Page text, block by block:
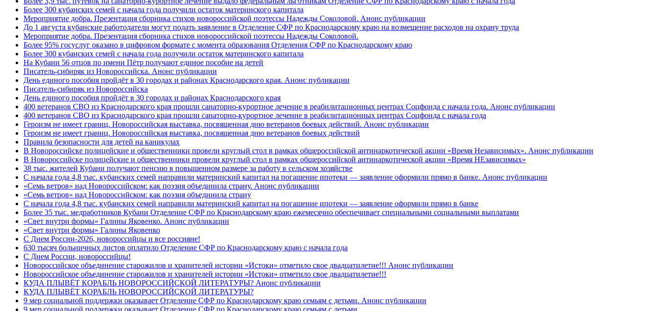
Более 300 кубанских семей с начала года получили остаток материнского капитала
Мероприятие добра. Презентация сборника стихов новороссийской поэтессы Надежды Соколовой. Анонс публикации
До 1 августа кубанские работодатели могут подать заявление в Отделение СФР по Краснодарскому краю на возмещение расходов на охрану труда
Мероприятие добра. Презентация сборника стихов новороссийской поэтессы Надежды Соколовой.
Более 95% госуслуг оказано в цифровом формате с момента образования Отделения СФР по Краснодарскому краю
Более 300 кубанских семей с начала года получили остаток материнского капитала
На Кубани 56 отцов по имени Пётр получают единое пособие на детей
Писатель-сибиряк из Новороссийска. Анонс публикации
День единого пособия пройдёт в 30 городах и районах Краснодарского края. Анонс публикации
Писатель-сибиряк из Новороссийска
День единого пособия пройдёт в 30 городах и районах Краснодарского края
400 ветеранов СВО из Краснодарского края прошли санаторно-курортное лечение в реабилитационных центрах Соцфонда с начала года. Анонс публикации
400 ветеранов СВО из Краснодарского края прошли санаторно-курортное лечение в реабилитационных центрах Соцфонда с начала года
Героизм не имеет границ. Новороссийская выставка, посвященная дню ветеранов боевых действий. Анонс публикации
Героизм не имеет границ. Новороссийская выставка, посвященная дню ветеранов боевых действий
Правила безопасности для детей на каникулах
В Новороссийске полицейские и общественники провели круглый стол в рамках общероссийской антинаркотической акции «Время Независимых». Анонс публикации
В Новороссийске полицейские и общественники провели круглый стол в рамках общероссийской антинаркотической акции «Время НЕзависимых»
38 тыс. жителей Кубани получают пенсию в повышенном размере за работу в сельском хозяйстве
С начала года 4,8 тыс. кубанских семей направили материнский капитал на погашение ипотеки — заявление оформили прямо в банке. Анонс публикации
«Семь ветров» над Новороссийском: как поэзия объединила страну. Анонс публикации
«Семь ветров» над Новороссийском: как поэзия объединила страну
С начала года 4,8 тыс. кубанских семей направили материнский капитал на погашение ипотеки — заявление оформили прямо в банке
Более 35 тыс. медработников Кубани Отделение СФР по Краснодарскому краю ежемесячно обеспечивает специальными социальными выплатами
«Свет внутри формы» Галины Яковенко. Анонс публикации
«Свет внутри формы» Галины Яковенко
C Днем России-2026, новороссийцы и все россияне!
630 тысяч больничных листов оплатило Отделение СФР по Краснодарскому краю с начала года
C Днем России, новороссийцы!
Новороссийское объединение старожилов и хранителей истории «Истоки» отметило свое двадцатилетие!!! Анонс публикации
Новороссийское объединение старожилов и хранителей истории «Истоки» отметило свое двадцатилетие!!!
КУДА ПЛЫВЁТ КОРАБЛЬ НОВОРОССИЙСКОЙ ЛИТЕРАТУРЫ? Анонс публикации
КУДА ПЛЫВЁТ КОРАБЛЬ НОВОРОССИЙСКОЙ ЛИТЕРАТУРЫ?
9 мер социальной поддержки оказывает Отделение СФР по Краснодарскому краю семьям с детьми. Анонс публикации
9 мер социальной поддержки оказывает Отделение СФР по Краснодарскому краю семьям с детьми